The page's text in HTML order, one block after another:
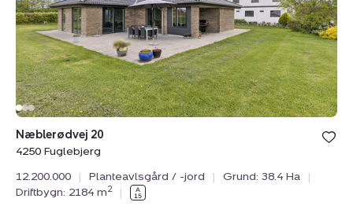
20,
4250
Fuglebjerg
Bolig er
under
Næblerødvej 20
4250 Fuglebjerg
12.200.000
| Planteavlsgård / -jord | Grund: 38.4 Ha
|
Driftbygn: 2184 m2 |